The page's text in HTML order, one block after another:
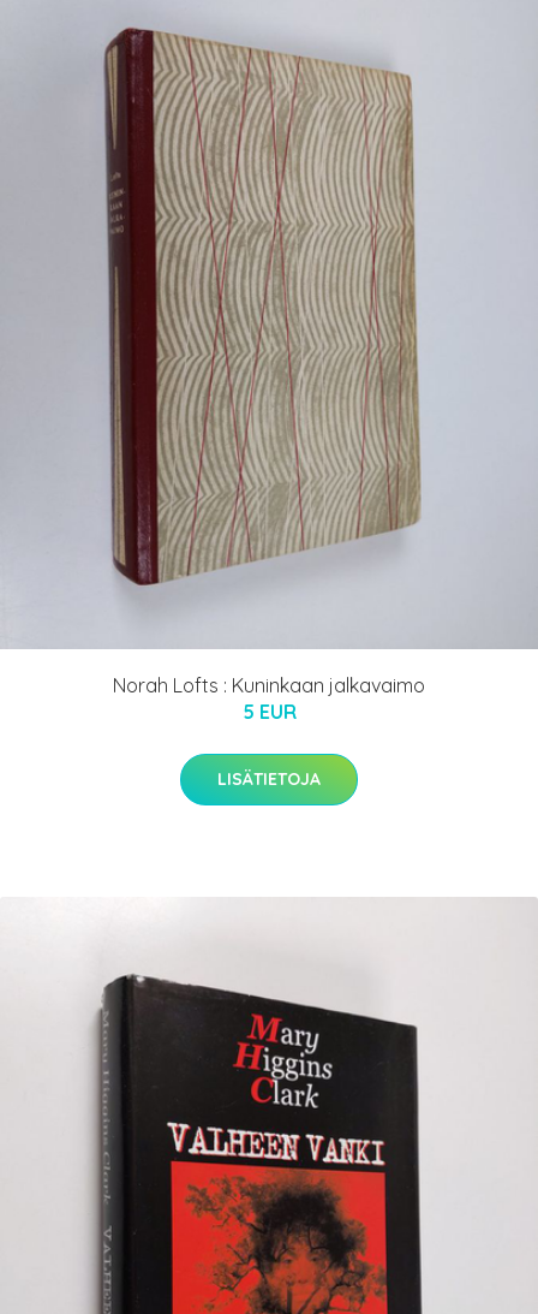
Norah Lofts : Kuninkaan jalkavaimo
5 EUR
LISÄTIETOJA